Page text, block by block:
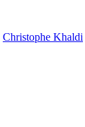
Christophe Khaldi